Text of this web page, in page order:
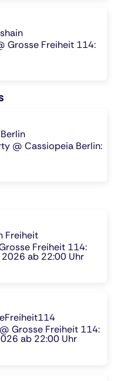
Grosse Freiheit 114:
@ Cassiopeia Berlin:
Freiheit
Freiheit 114:
2026 ab 22:00 Uhr
Grosse Freiheit 114:
ab 22:00 Uhr